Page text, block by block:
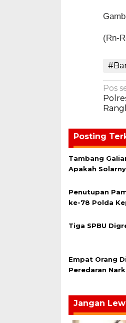
(Rn-
Pos
Posting
Tambang
Apakah
Penutupan
ke-78 Polda
Tiga SPBU
Empat Orang
Peredaran
Jangan